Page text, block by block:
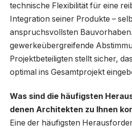
technische Flexibilität für eine
Integration seiner Produkte –
anspruchsvollsten
gewerkeübergreifende
Projektbeteiligten stellt sicher,
optimal ins Gesamtprojekt
Was sind die häufigsten
denen Architekten zu Ihnen
Eine der häufigsten